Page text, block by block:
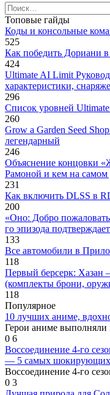
Search
for:
Топовые гайды
Коды и консольные
525
Как победить Дориани
424
Ultimate AI Limit
характеристики,
296
Список уровней
260
Grow a Garden Seed
легендарный
246
Объяснение концовки
Рамоной и кем на
231
Как включить DLSS в
200
«Оно: Добро
го эпизода
133
Все автомобили в
118
Первый берсерк: Хазан
(комплекты брони,
118
Популярное
10 лучших аниме,
Герои аниме выполняли
0 6
Воссоединение 4-го
— 5 самых шокирующих
Воссоединение 4-го
0 3